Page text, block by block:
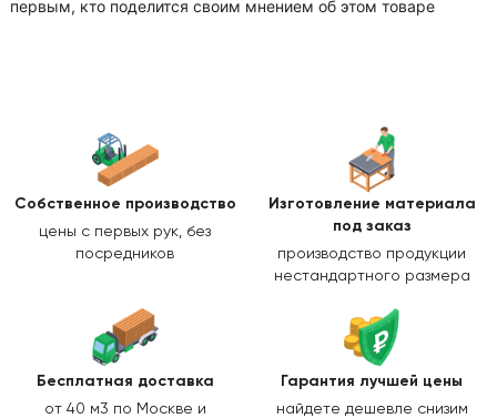
первым, кто поделится своим мнением об этом товаре
Собственное производство
цены с первых рук, без
посредников
Изготовление материала
под заказ
производство продукции
нестандартного размера
Бесплатная доставка
от 40 м3 по Москве и
Гарантия лучшей цены
найдете дешевле снизим